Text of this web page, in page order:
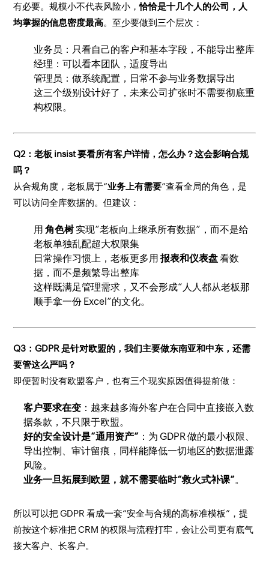
有必要。规模小不代表风险小，恰恰是十几个人的公司，人
均掌握的信息密度最高。至少要做到三个层次：
业务员：只看自己的客户和基本字段，不能导出整库
经理：可以看本团队，适度导出
管理员：做系统配置，日常不参与业务数据导出
这三个级别设计好了，未来公司扩张时不需要彻底重
构权限。
Q2：老板 insist 要看所有客户详情，怎么办？这会影响合规
吗？
从合规角度，老板属于“业务上有需要”查看全局的角色，是
可以访问全库数据的。但建议：
用角色树实现“老板向上继承所有数据”，而不是给
老板单独乱配超大权限集
日常操作习惯上，老板更多用报表和仪表盘看数
据，而不是频繁导出整库
这样既满足管理需求，又不会形成“人人都从老板那
顺手拿一份 Excel”的文化。
Q3：GDPR 是针对欧盟的，我们主要做东南亚和中东，还需
要管这么严吗？
即便暂时没有欧盟客户，也有三个现实原因值得提前做：
客户要求在变 ：越来越多海外客户在合同中直接嵌入数
据条款，不只限于欧盟。
好的安全设计是“通用资产” ：为 GDPR 做的最小权限、
导出控制、审计留痕，同样能降低一切地区的数据泄露
风险。
业务一旦拓展到欧盟，就不需要临时“救火式补课”。
所以可以把 GDPR 看成一套“安全与合规的高标准模板”，提
前按这个标准把 CRM 的权限与流程打牢，会让公司更有底气
接大客户、长客户。